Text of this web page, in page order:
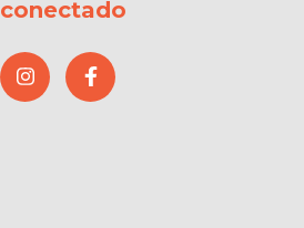
conectado